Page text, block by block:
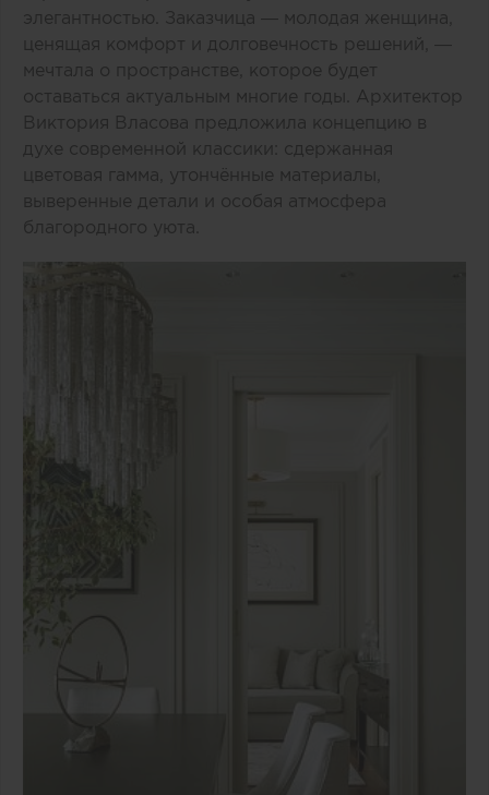
элегантностью. Заказчица — молодая женщина,
ценящая комфорт и долговечность решений, —
мечтала о пространстве, которое будет
оставаться актуальным многие годы. Архитектор
Виктория Власова предложила концепцию в
духе современной классики: сдержанная
цветовая гамма, утончённые материалы,
выверенные детали и особая атмосфера
благородного уюта.